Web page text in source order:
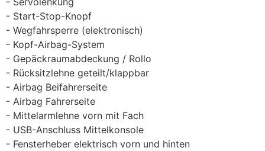
Start-Stop-Knopf
Wegfahrsperre (elektronisch)
Kopf-Airbag-System
Gepäckraumabdeckung / Rollo
Rücksitzlehne geteilt/klappbar
Airbag Beifahrerseite
Airbag Fahrerseite
Mittelarmlehne vorn mit Fach
USB-Anschluss Mittelkonsole
Fensterheber elektrisch vorn und hinten